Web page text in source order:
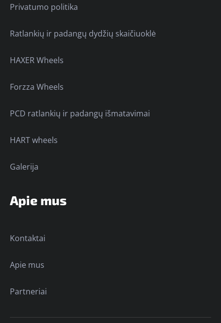
Privatumo politika
Ratlankių ir padangų dydžių skaičiuoklė
HAXER Wheels
Forzza Wheels
PCD ratlankių ir padangų išmatavimai
HART wheels
Galerija
Apie mus
Kontaktai
Apie mus
Partneriai